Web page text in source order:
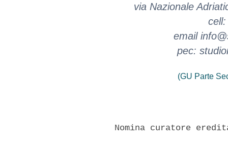
via Nazionale
email
pec:
(GU Parte
Nomina curatore